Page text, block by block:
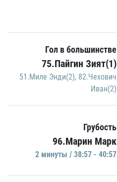
Гол в большинстве
75.Пайгин Зият(1)
51.Миле Энди(2), 82.Чехович
Иван(2)
Грубость
96.Марин Марк
2 минуты / 38:57 - 40:57